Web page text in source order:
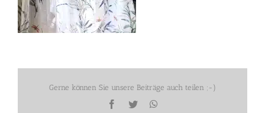
Gerne können Sie unsere Beiträge auch teilen ;-)
Facebook
Twitter